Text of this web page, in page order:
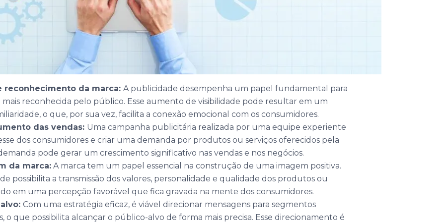
da marca: A publicidade desempenha um papel fundamental para
reconhecida pelo público. Esse aumento de visibilidade pode resultar em um
o que, por sua vez, facilita a conexão emocional com os consumidores.
das vendas: Uma campanha publicitária realizada por uma equipe experiente
dos consumidores e criar uma demanda por produtos ou serviços oferecidos pela
pode gerar um crescimento significativo nas vendas e nos negócios.
da marca: A marca tem um papel essencial na construção de uma imagem positiva.
possibilita a transmissão dos valores, personalidade e qualidade dos produtos ou
em uma percepção favorável que fica gravada na mente dos consumidores.
Com uma estratégia eficaz, é viável direcionar mensagens para segmentos
o que possibilita alcançar o público-alvo de forma mais precisa. Esse direcionamento é